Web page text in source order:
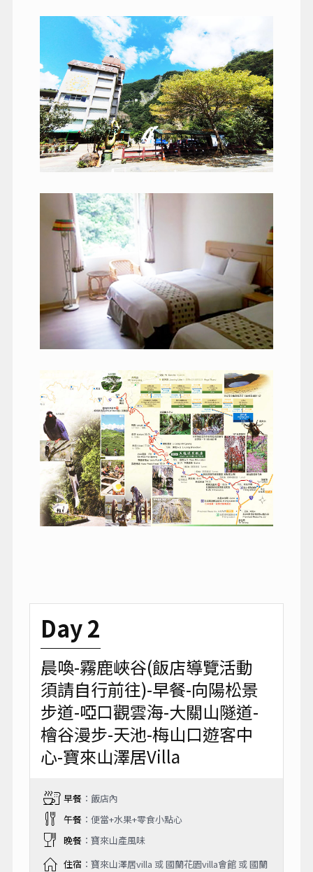
Day 2
晨喚-霧鹿峽谷(飯店導覽活動
須請自行前往)-早餐-向陽松景
步道-啞口觀雲海-大關山隧道-
檜谷漫步-天池-梅山口遊客中
心-寶來山澤居Villa
早餐：飯店內
午餐：便當+水果+零食小點心
晚餐：寶來山產風味
住宿 ：寶來山澤居villa 或 國蘭花園villa會館 或 國蘭